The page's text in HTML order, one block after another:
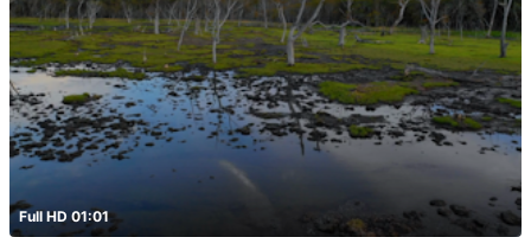
Full HD 01:01